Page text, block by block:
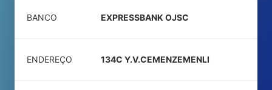
BANCO EXPRESSBANK OJSC
ENDEREÇO 134C Y.V.CEMENZEMENLI